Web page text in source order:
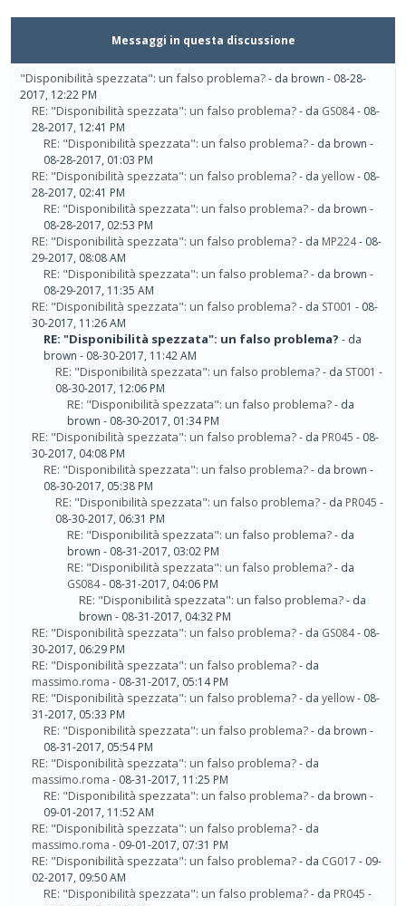
Messaggi in questa discussione
"Disponibilità spezzata": un falso problema?- da brown - 08-28-
2017, 12:22 PM
RE: "Disponibilità spezzata": un falso problema?- da GS084- 08-
28-2017, 12:41 PM
RE: "Disponibilità spezzata": un falso problema?- da brown -
08-28-2017, 01:03 PM
RE: "Disponibilità spezzata": un falso problema?- da yellow- 08-
28-2017, 02:41 PM
RE: "Disponibilità spezzata": un falso problema?- da brown -
08-28-2017, 02:53 PM
RE: "Disponibilità spezzata": un falso problema?- da MP224- 08-
29-2017, 08:08 AM
RE: "Disponibilità spezzata": un falso problema?- da brown -
08-29-2017, 11:35 AM
RE: "Disponibilità spezzata": un falso problema?- da ST001 - 08-
30-2017, 11:26 AM
RE: "Disponibilità spezzata": un falso problema? - da
brown - 08-30-2017, 11:42 AM
RE: "Disponibilità spezzata": un falso problema?- da ST001 -
08-30-2017, 12:06 PM
RE: "Disponibilità spezzata": un falso problema?- da
brown - 08-30-2017, 01:34 PM
RE: "Disponibilità spezzata": un falso problema?- da PR045 - 08-
30-2017, 04:08 PM
RE: "Disponibilità spezzata": un falso problema?- da brown -
08-30-2017, 05:38 PM
RE: "Disponibilità spezzata": un falso problema?- da PR045 -
08-30-2017, 06:31 PM
RE: "Disponibilità spezzata": un falso problema?- da
brown - 08-31-2017, 03:02 PM
RE: "Disponibilità spezzata": un falso problema?- da
GS084- 08-31-2017, 04:06 PM
RE: "Disponibilità spezzata": un falso problema?- da
brown - 08-31-2017, 04:32 PM
RE: "Disponibilità spezzata": un falso problema?- da GS084- 08-
30-2017, 06:29 PM
RE: "Disponibilità spezzata": un falso problema?- da
massimo.roma - 08-31-2017, 05:14 PM
RE: "Disponibilità spezzata": un falso problema?- da yellow- 08-
31-2017, 05:33 PM
RE: "Disponibilità spezzata": un falso problema?- da brown -
08-31-2017, 05:54 PM
RE: "Disponibilità spezzata": un falso problema?- da
massimo.roma - 08-31-2017, 11:25 PM
RE: "Disponibilità spezzata": un falso problema?- da brown -
09-01-2017, 11:52 AM
RE: "Disponibilità spezzata": un falso problema?- da
massimo.roma - 09-01-2017, 07:31 PM
RE: "Disponibilità spezzata": un falso problema?- da CG017 - 09-
02-2017, 09:50 AM
RE: "Disponibilità spezzata": un falso problema?- da PR045 -